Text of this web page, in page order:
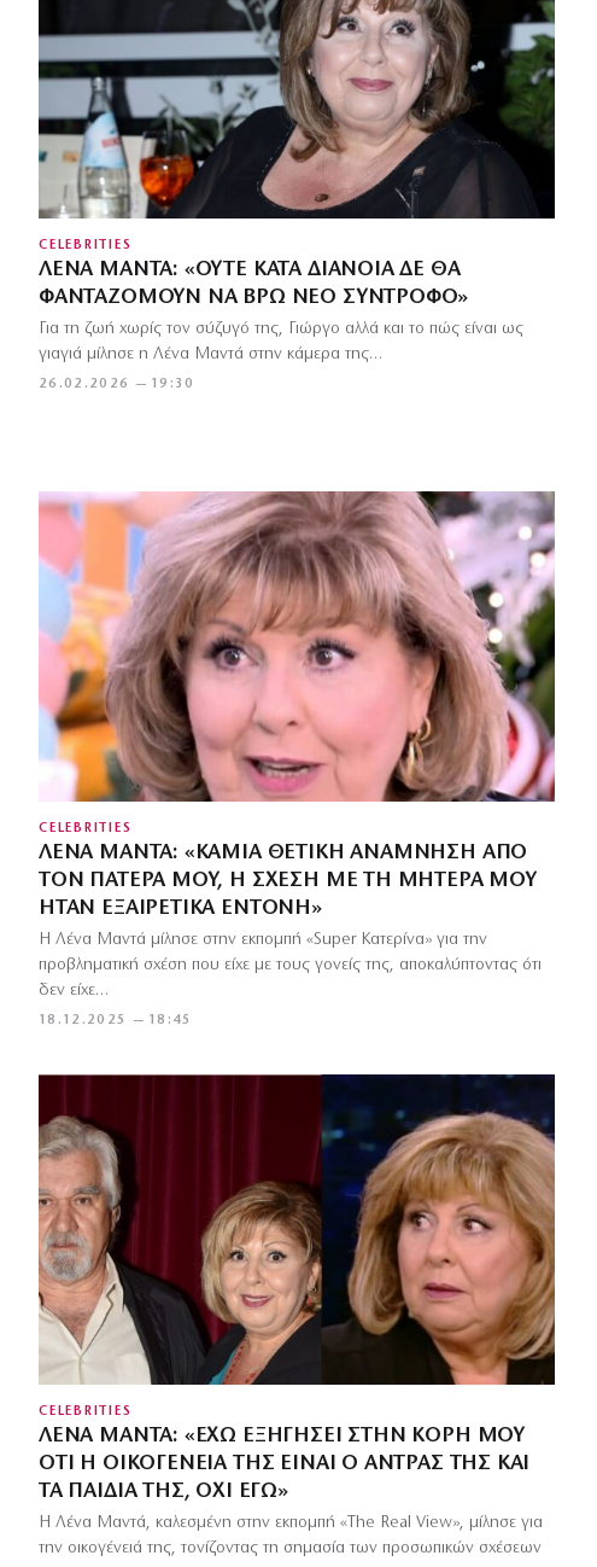
CELEBRITIES
ΛΈΝΑ ΜΑΝΤΆ: «ΟΎΤΕ ΚΑΤΆ ΔΙΆΝΟΙΑ ΔΕ ΘΑ
ΦΑΝΤΑΖΌΜΟΥΝ ΝΑ ΒΡΩ ΝΈΟ ΣΎΝΤΡΟΦΟ»
26.02.2026 — 19:30
Για τη ζωή χωρίς τον σύζυγό της, Γιώργο αλλά και το πώς είναι ως
γιαγιά μίλησε η Λένα Μαντά στην κάμερα της…
CELEBRITIES
ΛΈΝΑ ΜΑΝΤΆ: «ΚΑΜΊΑ ΘΕΤΙΚΉ ΑΝΆΜΝΗΣΗ ΑΠΌ
ΤΟΝ ΠΑΤΈΡΑ ΜΟΥ, Η ΣΧΈΣΗ ΜΕ ΤΗ ΜΗΤΈΡΑ ΜΟΥ
ΉΤΑΝ ΕΞΑΙΡΕΤΙΚΆ ΈΝΤΟΝΗ»
18.12.2025 — 18:45
Η Λένα Μαντά μίλησε στην εκπομπή «Super Κατερίνα» για την
προβληματική σχέση που είχε με τους γονείς της, αποκαλύπτοντας ότι
δεν είχε…
CELEBRITIES
ΛΈΝΑ ΜΑΝΤΆ: «ΈΧΩ ΕΞΗΓΉΣΕΙ ΣΤΗΝ ΚΌΡΗ ΜΟΥ
ΌΤΙ Η ΟΙΚΟΓΈΝΕΙΆ ΤΗΣ ΕΊΝΑΙ Ο ΆΝΤΡΑΣ ΤΗΣ ΚΑΙ
ΤΑ ΠΑΙΔΙΆ ΤΗΣ, ΌΧΙ ΕΓΏ»
Η Λένα Μαντά, καλεσμένη στην εκπομπή «The Real View», μίλησε για
την οικογένειά της, τονίζοντας τη σημασία των προσωπικών σχέσεων